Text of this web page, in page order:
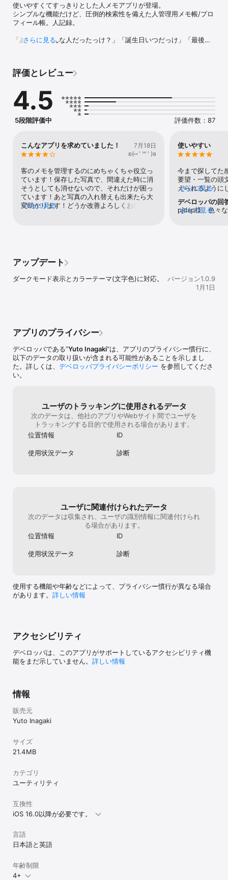
使いやすくてすっきりとした人メモアプリが登場。
シンプルな機能だけど、圧倒的検索性を備えた人管理用メモ帳/プロ
フィール帳。人記録。
「あの人、どんな人だったっけ？」「誕生日いつだっけ」「最後な
「人記録」は、名前・趣味・連絡先から、出会った日や出来事、
るあらゆる情報を一元管理できるプロフィール帳アプリです。
■特徴(概要)
○シンプル重視でありながら、検索機能は充実!
○無料でほとんどの基本機能が使える! 個数制限などはなし!
○好きなだけ独自項目を追加可能! 独自項目で検索も可能!
○データはCSV形式(Excelで開けます)で出力可能
○更新順、最後に出会った日など充実したソート機能!
○スッキリとしたUI
■こんな方におすすめ
シンプルで直感的なデザインながら、細やかで柔軟なカスタマイズ
性を備えたこのアプリは、以下のような方におすすめです。
○自分の人間関係を整理したいすべての方
間データベース」として活躍します。
○ビジネスでの顧客管理をしたい方
れなく管理。
■主要な機能
基本情報（名前、誕生日、住所など）に加え、SNSリンク、特徴、
好きなこと、カスタム項目まで登録可能。
○イベント履歴で、出会いや交流を記録
「A月B日、渋谷で再会」「プロジェクトの打ち上げ」など、日付・
思い出の写真も一緒に保存。プロフィール写真はアプリ内でトリミ
ング可能。
○強力な検索・並び替え機能
名前・日付・タグ・場所などで高速検索。出会った順、更新順、あ
いうえお順など多彩な並び替えに対応。
も自由に設定できます。
○セキュリティ
安心。
○AIによる自動入力機能!
高度なAIの分析により、画像を元にプロフィールを自動で入力!
人の記憶は薄れていきます。けれど「人記録」があれば、その人の
それは、あなたの人間関係をもっと豊かにしてくれる力になりま
す。
あなたの人生の中にいる「誰か」を、大切に残しておくためのアプ
リ。
さらに見る
評価とレビュー
4.5
5段階評価中 評価件数：87
こんなアプリを求めていました！
7月18日
ʚ(⑅ ' ꒳​ ' )ɞ
客のメモを管理するのにめちゃくちゃ役立っ
ています！保存した写真で、間違えた時に消
そうとしても消せないので、それだけが困っ
ています！あと写真の入れ替えも出来たら大
変助かります！どうか改善よろしくお願いい
さらに見る
使いやすい
今まで探してた
要望・一覧の頭
えられるように
るようにしてほ
トップの並び替
さらに見る
デベロッパの回
pjdap様、色々
並び替えに関し
が少し大規模
さらに見る
アップデート
ダークモード表示とカラーテーマ(文字色)に対応。
バージョン1.0.9
1月1日
アプリのプライバシー
デベロッパである“Yuto Inagaki”は、アプリのプライバシー慣行に、
以下のデータの取り扱いが含まれる可能性があることを示しまし
た。詳しくは、 デベロッパプライバシーポリシー を参照してくださ
い。
ユーザのトラッキングに使用されるデータ
次のデータは、他社のアプリやWebサイト間でユーザを
トラッキングする目的で使用される場合があります。
位置情報
ID
使用状況データ 診断
ユーザに関連付けられたデータ
次のデータは収集され、ユーザの識別情報に関連付けられ
る場合があります。
位置情報
ID
使用状況データ 診断
使用する機能や年齢などによって、プライバシー慣行が異なる場合
があります。 詳しい情報
アクセシビリティ
デベロッパは、このアプリがサポートしているアクセシビリティ機
能をまだ示していません。 詳しい情報
情報
販売元
Yuto Inagaki
サイズ
21.4 MB
カテゴリ
ユーティリティ
互換性
iOS 16.0以降が必要です。
言語
日本語と英語
年齢制限
4+